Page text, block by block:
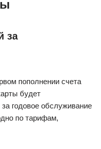
за
пополнении счета
будет
годовое обслуживание
по тарифам,